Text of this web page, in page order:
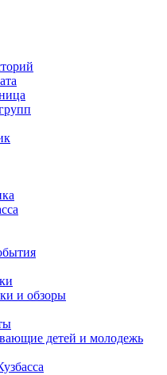
и обзоры
детей и молодежь